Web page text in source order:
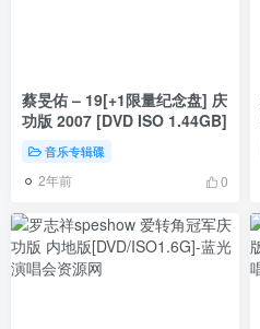
蔡旻佑 – 19[+1限量纪念盘] 庆
功版 2007 [DVD ISO 1.44GB]
音乐专辑碟
2年前 0